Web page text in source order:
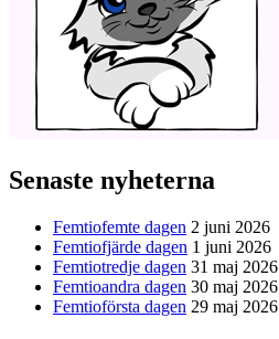
Senaste nyheterna
Femtiofemte dagen 2 juni 2026
Femtiofjärde dagen 1 juni 2026
Femtiotredje dagen 31 maj 2026
Femtioandra dagen 30 maj 2026
Femtioförsta dagen 29 maj 2026